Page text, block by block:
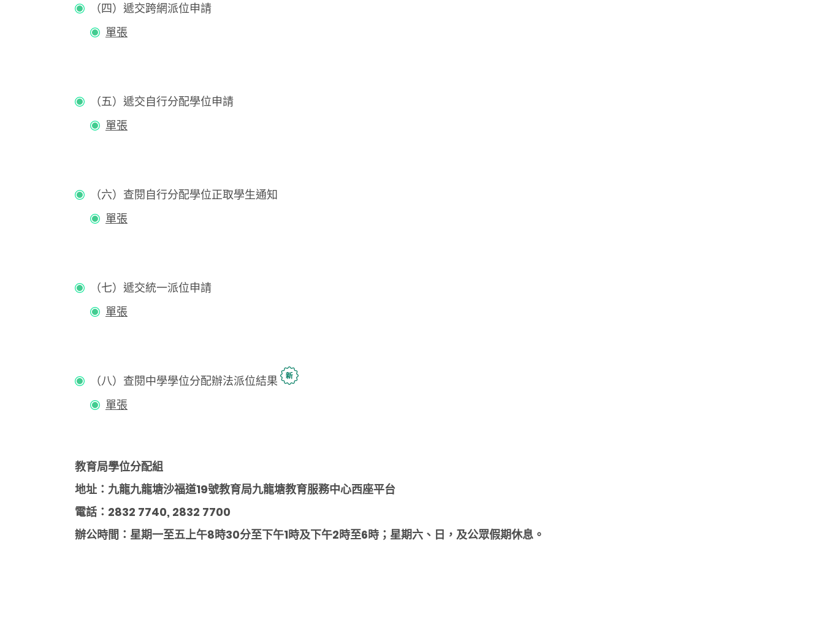
（四）遞交跨網派位申請
單張
（五）遞交自行分配學位申請
單張
（六）查閱自行分配學位正取學生通知
單張
（七）遞交統一派位申請
單張
（八）查閱中學學位分配辦法派位結果
單張
教育局學位分配組
地址： 九龍九龍塘沙福道19號教育局九龍塘教育服務中心西座平台
電話：2832 7740, 2832 7700
辦公時間：星期一至五上午8時30分至下午1時及下午2時至6時 ；星期六、日，及公眾假期休息。